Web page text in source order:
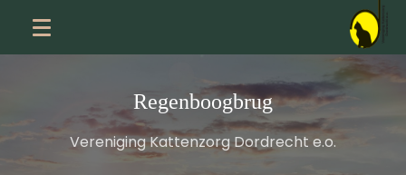
Regenboogbrug
Vereniging Kattenzorg Dordrecht e.o.